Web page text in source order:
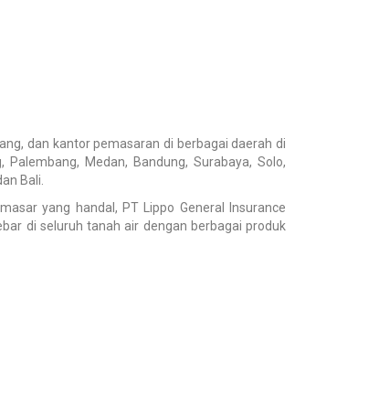
dan kantor pemasaran di berbagai daerah di
Palembang, Medan, Bandung, Surabaya, Solo,
Bali.
yang handal, PT Lippo General Insurance
di seluruh tanah air dengan berbagai produk